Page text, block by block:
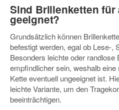
Sind Brillenketten
geeignet?
Grundsätzlich können
befestigt werden, egal ob Lese-,
Besonders leichte oder randlose
empfindlicher sein, weshalb
Kette eventuell ungeeignet ist.
leichte Variante, um den
beeinträchtigen.